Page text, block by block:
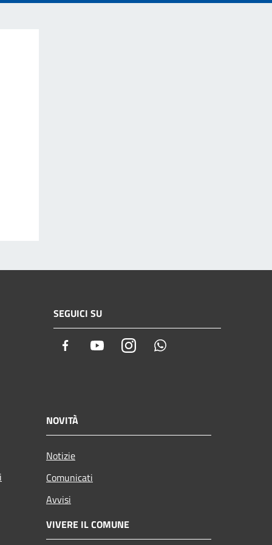
SEGUICI SU
Facebook YoutubeInstagram
NOVITÀ
Notizie
Comunicati
Avvisi
VIVERE IL COMUNE